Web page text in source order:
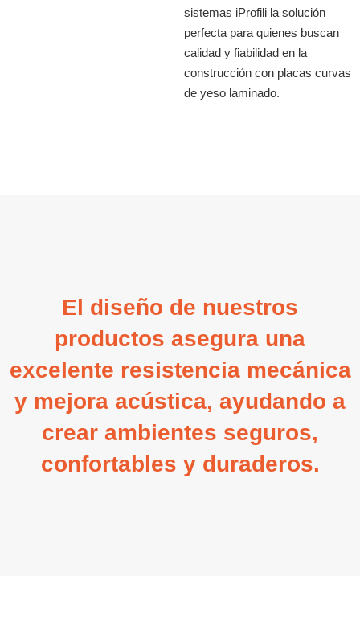
sistemas iProfili la solución
perfecta para quienes buscan
calidad y fiabilidad en la
construcción con placas curvas
de yeso laminado.
El diseño de nuestros
productos asegura una
excelente resistencia mecánica
y mejora acústica, ayudando a
crear ambientes seguros,
confortables y duraderos.